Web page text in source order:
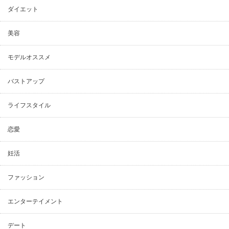
ダイエット
美容
モデルオススメ
バストアップ
ライフスタイル
恋愛
妊活
ファッション
エンターテイメント
デート